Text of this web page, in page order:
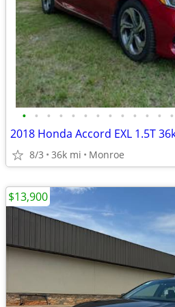
• • • • • • • • • • • • •
2018 Honda Accord EXL 1.5T
8/3 36k mi Monroe
$13,900